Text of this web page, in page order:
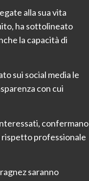
alla sua vita
ha sottolineato
la capacità di
sui social media le
con cui
confermano
rispetto professionale
saranno